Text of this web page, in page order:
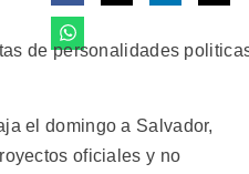
de personalidades
el domingo a Salvador,
oficiales y no